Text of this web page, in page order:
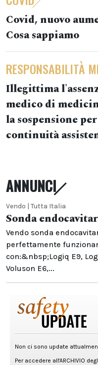
Covid, nuovo
Cosa sappiamo
RESPONSABILITÀ
Illegittima
medico di
la sospensione
continuità
ANNUNCI
Vendo | Tutta Italia
Sonda
Vendo sonda
perfettamente
con:&nbsp;Logiq E9,
Voluson E6,...